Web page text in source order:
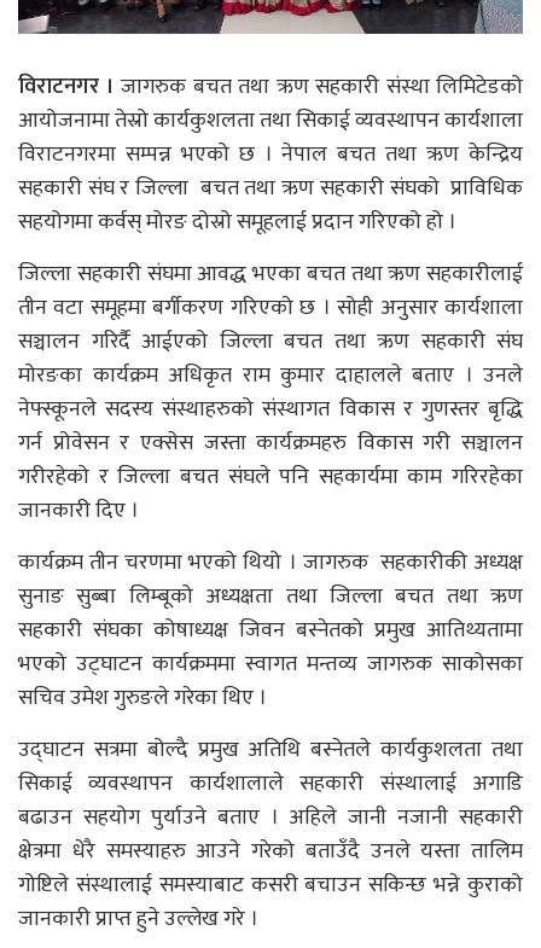
विराटनगर । जागरुक बचत तथा ऋण सहकारी संस्था लिमिटेडको
आयोजनामा तेस्रो कार्यकुशलता तथा सिकाई व्यवस्थापन कार्यशाला
विराटनगरमा सम्पन्न भएको छ । नेपाल बचत तथा ऋण केन्द्रिय
सहकारी संघ र जिल्ला बचत तथा ऋण सहकारी संघको प्राविधिक
सहयोगमा कर्वस् मोरङ दोस्रो समूहलाई प्रदान गरिएको हो ।
जिल्ला सहकारी संघमा आवद्ध भएका बचत तथा ऋण सहकारीलाई
तीन वटा समूहमा बर्गीकरण गरिएको छ । सोही अनुसार कार्यशाला
सञ्चालन गरिर्दै आईएको जिल्ला बचत तथा ऋण सहकारी संघ
मोरङका कार्यक्रम अधिकृत राम कुमार दाहालले बताए । उनले
नेफ्स्कूनले सदस्य संस्थाहरुको संस्थागत विकास र गुणस्तर बृद्धि
गर्न प्रोवेसन र एक्सेस जस्ता कार्यक्रमहरु विकास गरी सञ्चालन
गरीरहेको र जिल्ला बचत संघले पनि सहकार्यमा काम गरिरहेका
जानकारी दिए ।
कार्यक्रम तीन चरणमा भएको थियो । जागरुक सहकारीकी अध्यक्ष
सुनाङ सुब्बा लिम्बूको अध्यक्षता तथा जिल्ला बचत तथा ऋण
सहकारी संघका कोषाध्यक्ष जिवन बस्नेतको प्रमुख आतिथ्यतामा
भएको उट्घाटन कार्यक्रममा स्वागत मन्तव्य जागरुक साकोसका
सचिव उमेश गुरुङले गरेका थिए ।
उद्घाटन सत्रमा बोल्दै प्रमुख अतिथि बस्नेतले कार्यकुशलता तथा
सिकाई व्यवस्थापन कार्यशालाले सहकारी संस्थालाई अगाडि
बढाउन सहयोग पुर्याउने बताए । अहिले जानी नजानी सहकारी
क्षेत्रमा धेरै समस्याहरु आउने गरेको बताउँदै उनले यस्ता तालिम
गोष्टिले संस्थालाई समस्याबाट कसरी बचाउन सकिन्छ भन्ने कुराको
जानकारी प्राप्त हुने उल्लेख गरे ।